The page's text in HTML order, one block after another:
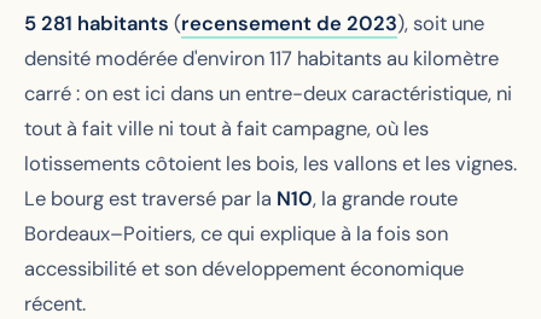
5 281 habitants (recensement de 2023), soit une
densité modérée d'environ 117 habitants au kilomètre
carré : on est ici dans un entre-deux caractéristique, ni
tout à fait ville ni tout à fait campagne, où les
lotissements côtoient les bois, les vallons et les vignes.
Le bourg est traversé par la N10, la grande route
Bordeaux–Poitiers, ce qui explique à la fois son
accessibilité et son développement économique
récent.